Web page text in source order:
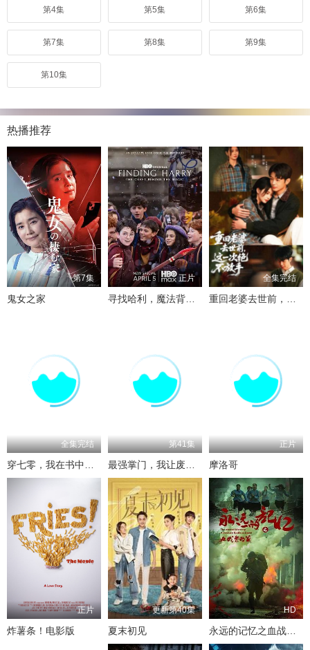
第4集 第5集 第6集
第7集 第8集 第9集
第10集
热播推荐
第7集
鬼女之家
正片
寻找哈利，魔法背后的匠心
全集完结
重回老婆去世前，这一次绝不放手
全集完结
穿七零，我在书中挺好的
第41集
最强掌门，我让废柴宗门碾压三界
正片
摩洛哥
正片
炸薯条！电影版
更新第40集
夏末初见
HD
永远的记忆之血战黎明前